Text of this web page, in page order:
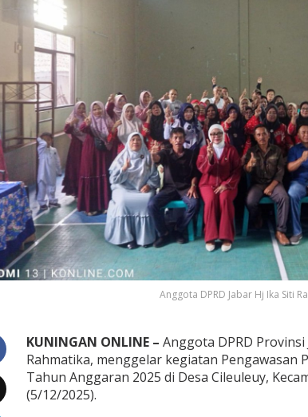
Anggota DPRD Jabar Hj Ika Siti
KUNINGAN ONLINE – Anggota DPRD
Rahmatika, menggelar kegiatan Pengawasan
Tahun Anggaran 2025 di Desa Cileuleuy,
(5/12/2025).